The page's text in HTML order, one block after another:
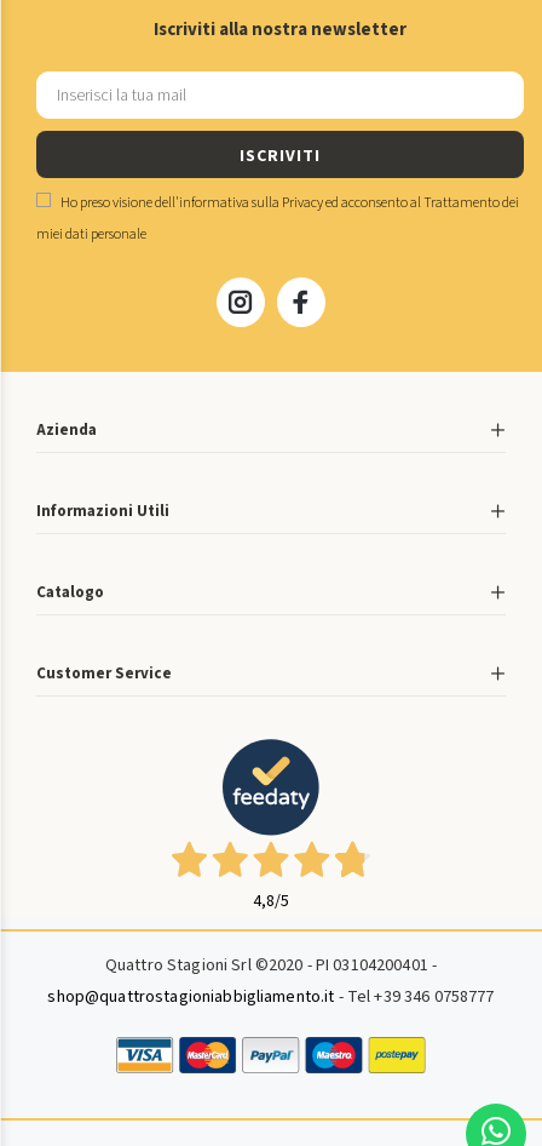
Iscriviti alla nostra newsletter
ISCRIVITI
Ho preso visione dell'informativa sulla Privacyed acconsento alTrattamento dei
miei dati personale
Azienda
Informazioni Utili
Catalogo
Customer Service
4,8/5
Quattro Stagioni Srl ©2020 - PI 03104200401 -
shop@quattrostagioniabbigliamento.it - Tel +39 346 0758777